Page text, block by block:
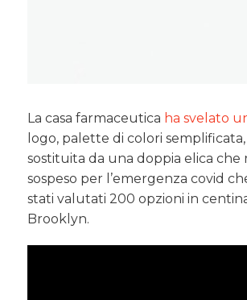
La casa farmaceutica ha svelato
logo, palette di colori
sostituita da una doppia elica che
sospeso per l’emergenza covid
stati valutati 200 opzioni in
Brooklyn.